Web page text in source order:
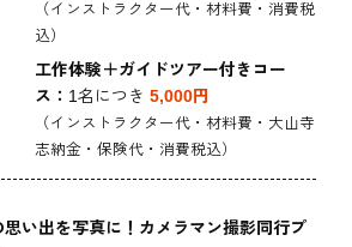
（インストラクター代・材料費・消費税
込）
工作体験＋ガイドツアー付きコー
ス： 1名につき 5,000円
（インストラクター代・材料費・大山寺
志納金・保険代・消費税込）
思い出を写真に！カメラマン撮影同行プ